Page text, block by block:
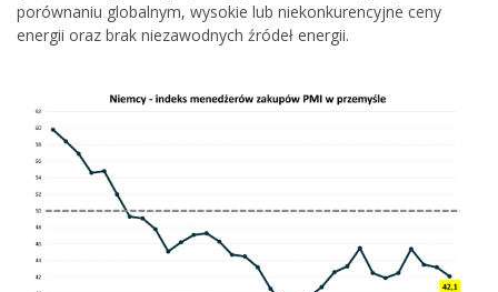
porównaniu globalnym, wysokie lub niekonkurencyjne ceny
energii oraz brak niezawodnych źródeł energii.